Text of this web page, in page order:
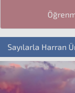
Sayılarla Harran